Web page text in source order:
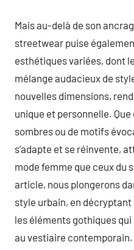
Mais au-delà de son
streetwear puise
esthétiques variées, dont
mélange audacieux de
nouvelles dimensions,
unique et personnelle. Que
sombres ou de motifs
s’adapte et se réinvente,
mode femme que ceux du
article, nous plongerons
style urbain, en
les éléments gothiques
au vestiaire contemporain.